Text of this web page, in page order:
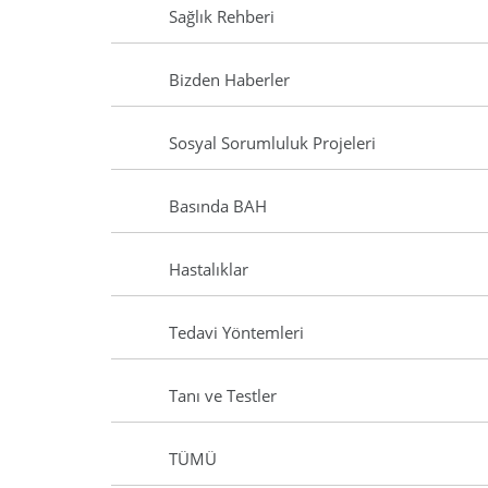
Sağlık Rehberi
Bizden Haberler
Sosyal Sorumluluk Projeleri
Basında BAH
Hastalıklar
Tedavi Yöntemleri
Tanı ve Testler
TÜMÜ